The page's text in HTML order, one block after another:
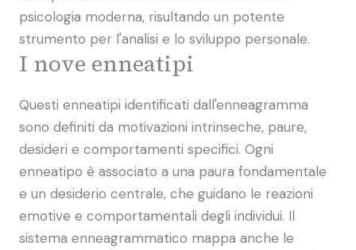
psicologia moderna, risultando un potente
strumento per l'analisi e lo sviluppo personale.
I nove enneatipi
Questi enneatipi identificati dall'enneagramma
sono definiti da motivazioni intrinseche, paure,
desideri e comportamenti specifici. Ogni
enneatipo è associato a una paura fondamentale
e un desiderio centrale, che guidano le reazioni
emotive e comportamentali degli individui. Il
sistema enneagrammatico mappa anche le